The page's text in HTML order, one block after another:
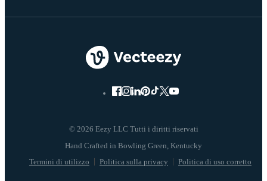
© 2026 Eezy LLC Tutti i diritti riservati
Termini di utilizzo Politica sulla privacy Politica di uso corretto